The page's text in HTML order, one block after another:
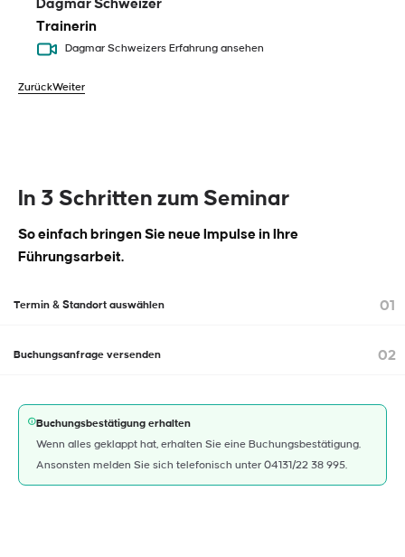
Dagmar Schweizer
Trainerin
Dagmar Schweizers Erfahrung ansehen
ZurückWeiter
In 3 Schritten zum Seminar
So einfach bringen Sie neue Impulse in Ihre
Führungsarbeit.
Termin & Standort auswählen 01
Buchungsanfrage versenden 02
Buchungsbestätigung erhalten
Wenn alles geklappt hat, erhalten Sie eine Buchungsbestätigung.
Ansonsten melden Sie sich telefonisch unter 04131/22 38 995.